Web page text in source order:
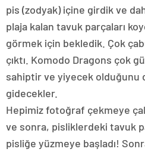
pis (zodyak) içine girdik ve
plaja kalan tavuk parçaları
görmek için bekledik. Çok
çıktı. Komodo Dragons çok
sahiptir ve yiyecek olduğunu
gidecekler.
Hepimiz fotoğraf çekmeye
ve sonra, pisliklerdeki tavuk
pisliğe yüzmeye başladı!